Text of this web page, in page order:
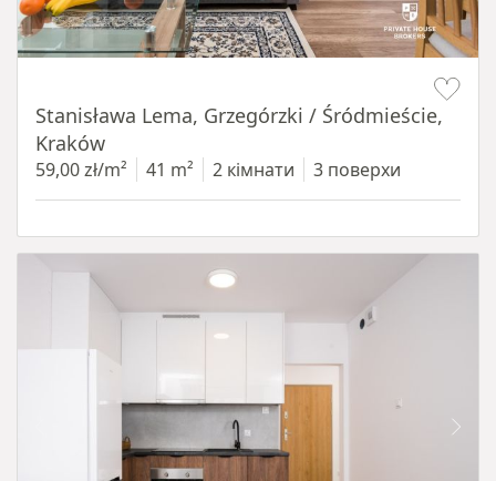
Stanisława Lema, Grzegórzki / Śródmieście,
Kraków
59,00 zł/m² 41 m² 2 кімнати 3 поверхи